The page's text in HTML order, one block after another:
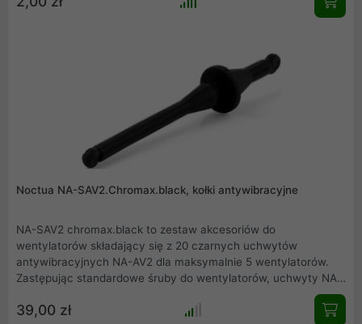
Noctua NA-SAV2.Chromax.black, kołki antywibracyjne
NA-SAV2 chromax.black to zestaw akcesoriów do
wentylatorów składający się z 20 czarnych uchwytów
antywibracyjnych NA-AV2 dla maksymalnie 5 wentylatorów.
Zastępując standardowe śruby do wentylatorów, uchwyty NA-
AV2 umożliwiają wygodny, szybki i pozbawiony wibracji montaż
wentylatorów w standardowych otworach montażowych dla
39,00 zł